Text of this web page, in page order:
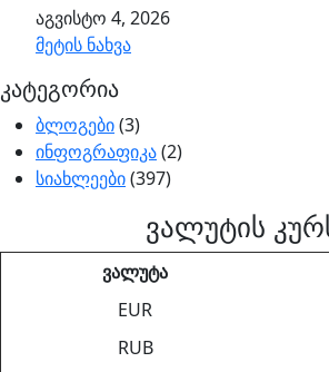
აგვისტო 4, 2026
მეტის ნახვა
კატეგორია
ბლოგები(3)
ინფოგრაფიკა(2)
სიახლეები(397)
ვალუტის
ვალუტა
EUR
RUB